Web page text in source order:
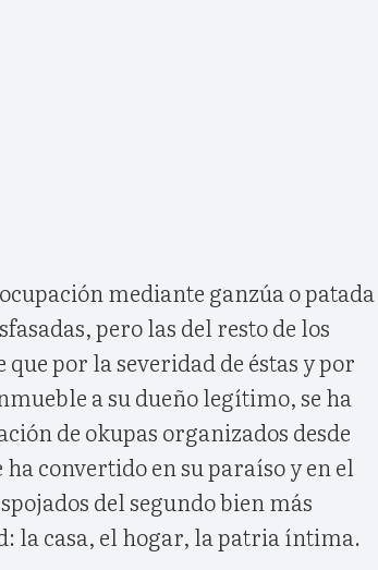
mediante ganzúa o patada
pero las del resto de los
que por la severidad de éstas y por
a su dueño legítimo, se ha
de okupas organizados desde
ha convertido en su paraíso y en el
del segundo bien más
la casa, el hogar, la patria íntima.